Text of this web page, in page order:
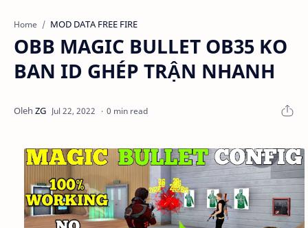
Home MOD DATA FREE FIRE
OBB MAGIC BULLET OB35 KO
BAN ID GHÉP TRẬN NHANH
0 min read